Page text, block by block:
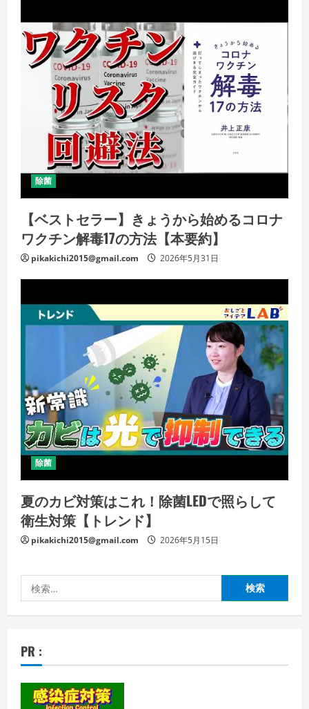
除菌
【ベストセラー】きょうから始めるコロナ
ワクチン解毒17の方法【本要約】
pikakichi2015@gmail.com 2026年5月31日
除菌
夏のカビ対策はこれ！除菌LEDで照らして
衛生対策【トレンド】
pikakichi2015@gmail.com 2026年5月15日
索:
PR :